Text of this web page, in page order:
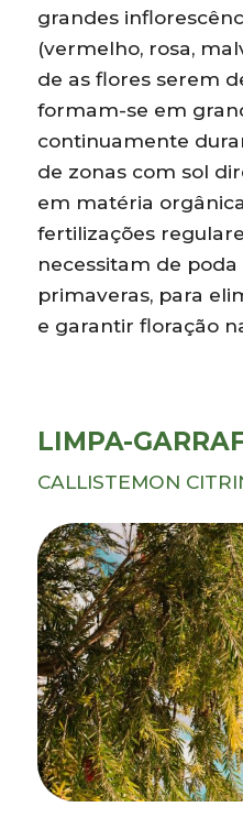
grandes
(vermelho, rosa,
de as flores serem
formam-se em
continuamente
de zonas com sol
em matéria
fertilizações
necessitam de poda
primaveras, para
e garantir floração
LIMPA-
CALLISTEMON